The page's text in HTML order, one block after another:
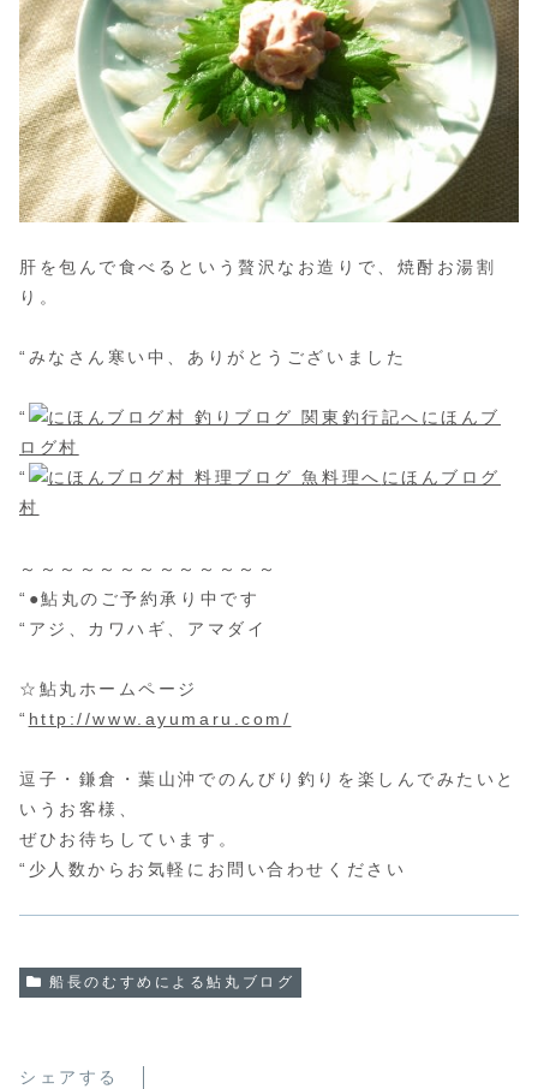
肝を包んで食べるという贅沢なお造りで、焼酎お湯割
り。
“みなさん寒い中、ありがとうございました
“
にほんブ
ログ村
“
にほんブログ
村
～～～～～～～～～～～～～
“●鮎丸のご予約承り中です
“アジ、カワハギ、アマダイ
☆鮎丸ホームページ
“ http://www.ayumaru.com/
逗子・鎌倉・葉山沖でのんびり釣りを楽しんでみたいと
いうお客様、
ぜひお待ちしています。
“少人数からお気軽にお問い合わせください
船長のむすめによる鮎丸ブログ
シェアする